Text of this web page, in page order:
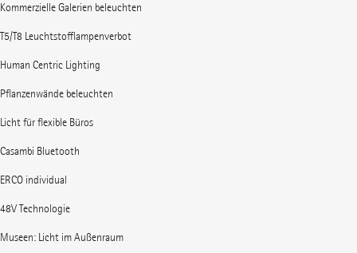
Kommerzielle Galerien beleuchten
T5/T8 Leuchtstofflampenverbot
Human Centric Lighting
Pflanzenwände beleuchten
Licht für flexible Büros
Casambi Bluetooth
ERCO individual
48V Technologie
Museen: Licht im Außenraum